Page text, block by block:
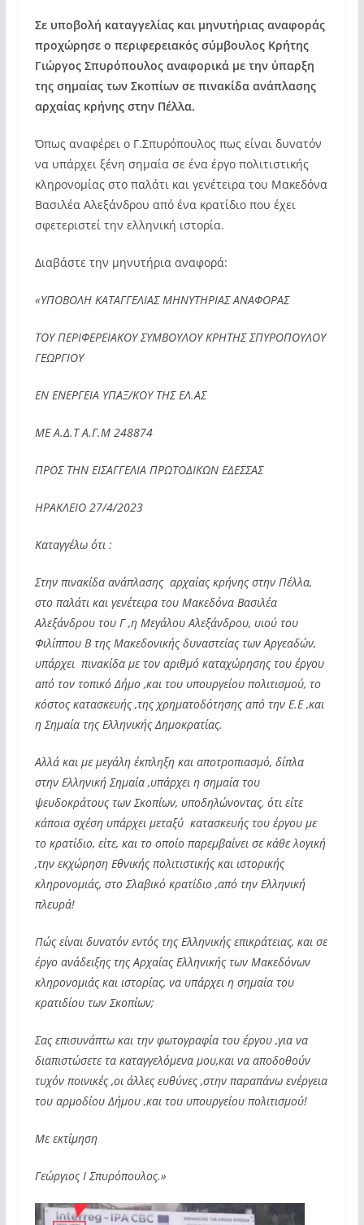
Σε υποβολή καταγγελίας και μηνυτήριας αναφοράς
προχώρησε ο περιφερειακός σύμβουλος Κρήτης
Γιώργος Σπυρόπουλος αναφορικά με την ύπαρξη
της σημαίας των Σκοπίων σε πινακίδα ανάπλασης
αρχαίας κρήνης στην Πέλλα.
Όπως αναφέρει ο Γ.Σπυρόπουλος πως είναι δυνατόν
να υπάρχει ξένη σημαία σε ένα έργο πολιτιστικής
κληρονομίας στο παλάτι και γενέτειρα του Μακεδόνα
Βασιλέα Αλεξάνδρου από ένα κρατίδιο που έχει
σφετεριστεί την ελληνική ιστορία.
Διαβάστε την μηνυτήρια αναφορά:
«ΥΠΟΒΟΛΗ ΚΑΤΑΓΓΕΛΙΑΣ ΜΗΝΥΤΗΡΙΑΣ ΑΝΑΦΟΡΑΣ
ΤΟΥ ΠΕΡΙΦΕΡΕΙΑΚΟΥ ΣΥΜΒΟΥΛΟΥ ΚΡΗΤΗΣ ΣΠΥΡΟΠΟΥΛΟΥ
ΓΕΩΡΓΙΟΥ
ΕΝ ΕΝΕΡΓΕΙΑ ΥΠΑΞ/ΚΟΥ ΤΗΣ ΕΛ.ΑΣ
ΜΕ Α.Δ.Τ Α.Γ.Μ 248874
ΠΡΟΣ ΤΗΝ ΕΙΣΑΓΓΕΛΙΑ ΠΡΩΤΟΔΙΚΩΝ ΕΔΕΣΣΑΣ
ΗΡΑΚΛΕΙΟ 27/4/2023
Καταγγέλω ότι :
Στην πινακίδα ανάπλασης αρχαίας κρήνης στην Πέλλα,
στο παλάτι και γενέτειρα του Μακεδόνα Βασιλέα
Αλεξάνδρου του Γ ,η Μεγάλου Αλεξάνδρου, υιού του
Φιλίππου Β της Μακεδονικής δυναστείας των Αργεαδών,
υπάρχει πινακίδα με τον αριθμό καταχώρησης του έργου
από τον τοπικό Δήμο ,και του υπουργείου πολιτισμού, το
κόστος κατασκευής ,της χρηματοδότησης από την Ε.Ε ,και
η Σημαία της Ελληνικής Δημοκρατίας.
Αλλά και με μεγάλη έκπληξη και αποτροπιασμό, δίπλα
στην Ελληνική Σημαία ,υπάρχει η σημαία του
ψευδοκράτους των Σκοπίων, υποδηλώνοντας, ότι είτε
κάποια σχέση υπάρχει μεταξύ κατασκευής του έργου με
το κρατίδιο, είτε, και το οποίο παρεμβαίνει σε κάθε λογική
,την εκχώρηση Εθνικής πολιτιστικής και ιστορικής
κληρονομιάς, στο Σλαβικό κρατίδιο ,από την Ελληνική
πλευρά!
Πώς είναι δυνατόν εντός της Ελληνικής επικράτειας, και σε
έργο ανάδειξης της Αρχαίας Ελληνικής των Μακεδόνων
κληρονομιάς και ιστορίας, να υπάρχει η σημαία του
κρατιδίου των Σκοπίων;
Σας επισυνάπτω και την φωτογραφία του έργου ,για να
διαπιστώσετε τα καταγγελόμενα μου,και να αποδοθούν
τυχόν ποινικές ,οι άλλες ευθύνες ,στην παραπάνω ενέργεια
του αρμοδίου Δήμου ,και του υπουργείου πολιτισμού!
Με εκτίμηση
Γεώργιος Ι Σπυρόπουλος.»